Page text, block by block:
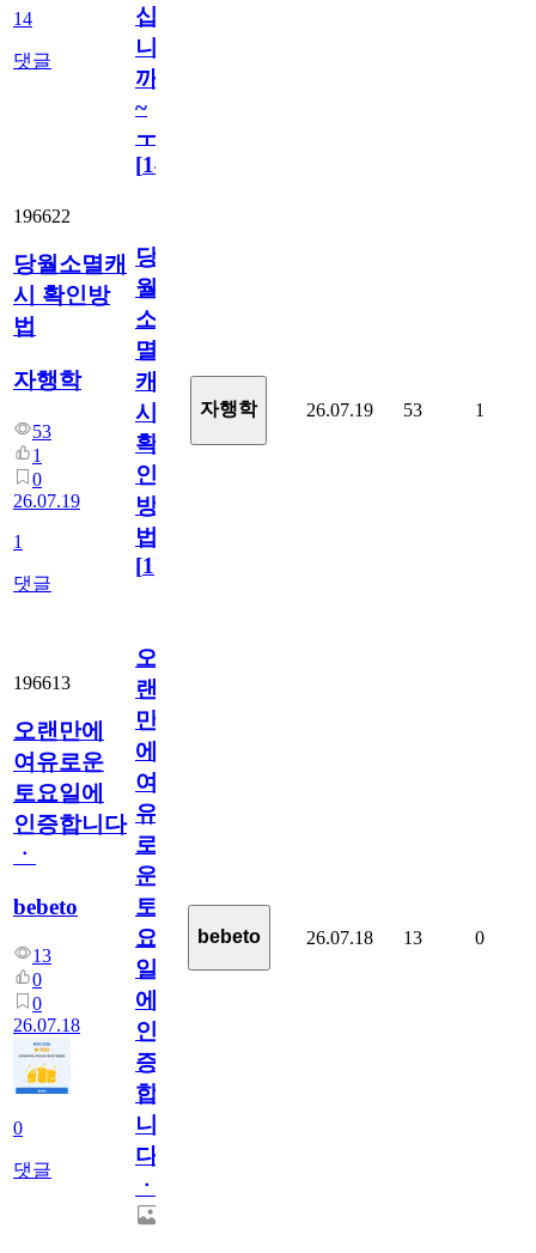
14
댓글
십
니
까
~
ㅜ
[14
196622
당월소멸캐
시 확인방
법
자행학
53
1
0
26.07.19
1
댓글
당
월
소
멸
캐
시
확
인
방
법
[1]
자행학 26.07.19 53 1
196613
오랜만에
여유로운
토요일에
인증합니다
ㆍ
bebeto
13
0
0
26.07.18
0
댓글
오
랜
만
에
여
유
로
운
토
요
일
에
인
증
합
니
다
ㆍ
bebeto 26.07.18 13 0